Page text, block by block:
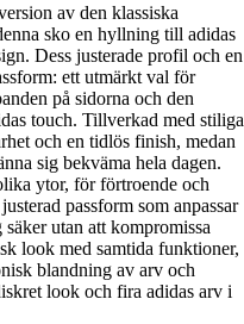
av den klassiska
sko en hyllning till adidas
Dess justerade profil och en
ett utmärkt val för
på sidorna och den
touch. Tillverkad med stiliga
och en tidlös finish, medan
sig bekväma hela dagen.
ytor, för förtroende och
passform som anpassar
utan att kompromissa
look med samtida funktioner,
blandning av arv och
look och fira adidas arv i